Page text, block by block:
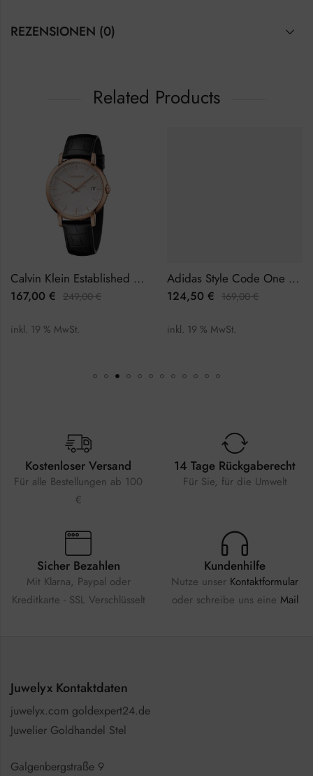
REZENSIONEN (0)
Related Products
Calvin Klein Established K9H216C6 Herrenuhr
167,00 € 249,00€
inkl. 19 % MwSt.
Adidas Style Code One Chrono AOSY22014 Herrenuhr Chronograph
124,50 € 169,00€
inkl. 19 % MwSt.
Kostenloser Versand
Für alle Bestellungen ab 100
€
14 Tage Rückgaberecht
Für Sie, für die Umwelt
Sicher Bezahlen
Mit Klarna, Paypal oder
Kreditkarte - SSL Verschlüsselt
Kundenhilfe
Nutze unser Kontaktformular
oder schreibe uns eine Mail
Juwelyx Kontaktdaten
juwelyx.com goldexpert24.de
Juwelier Goldhandel Stel
Galgenbergstraße 9